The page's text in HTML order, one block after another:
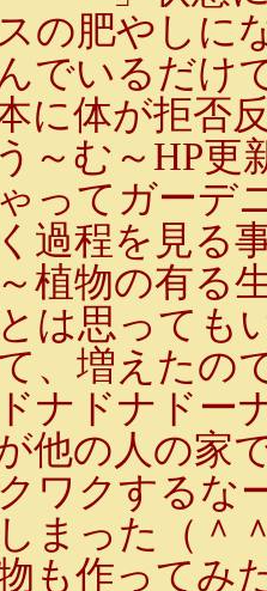
の肥やしに
でいるだけ
に体が拒否
～む～HP更
ってガーデ
過程を見る
植物の有る
は思っても
、増えたの
ナドナドー
他の人の家
ワクするな
まった（＾
も作ってみ